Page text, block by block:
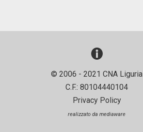
© 2006 - 2021 CNA Liguria
C.F.: 80104440104
Privacy Policy
realizzato damediaware